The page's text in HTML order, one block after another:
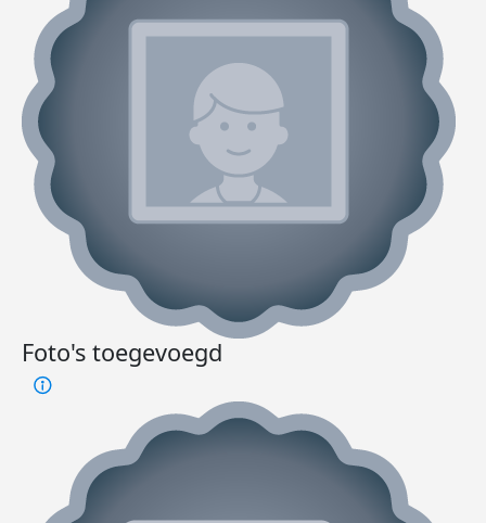
Foto's toegevoegd